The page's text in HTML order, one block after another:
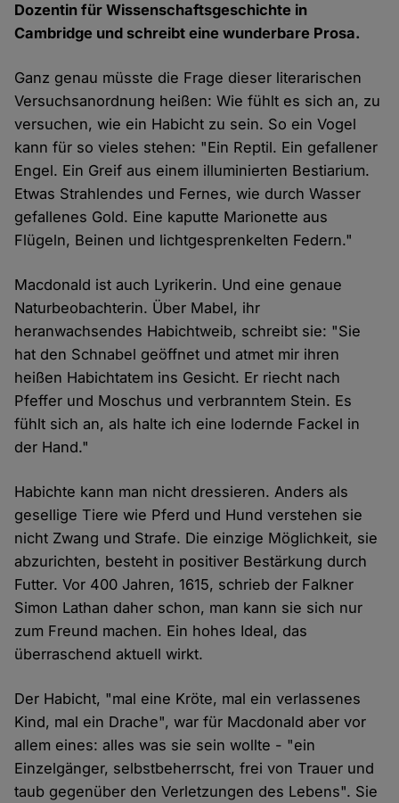
Dozentin für Wissenschaftsgeschichte in
Cambridge und schreibt eine wunderbare Prosa.
Ganz genau müsste die Frage dieser literarischen
Versuchsanordnung heißen: Wie fühlt es sich an, zu
versuchen, wie ein Habicht zu sein. So ein Vogel
kann für so vieles stehen: "Ein Reptil. Ein gefallener
Engel. Ein Greif aus einem illuminierten Bestiarium.
Etwas Strahlendes und Fernes, wie durch Wasser
gefallenes Gold. Eine kaputte Marionette aus
Flügeln, Beinen und lichtgesprenkelten Federn."
Macdonald ist auch Lyrikerin. Und eine genaue
Naturbeobachterin. Über Mabel, ihr
heranwachsendes Habichtweib, schreibt sie: "Sie
hat den Schnabel geöffnet und atmet mir ihren
heißen Habichtatem ins Gesicht. Er riecht nach
Pfeffer und Moschus und verbranntem Stein. Es
fühlt sich an, als halte ich eine lodernde Fackel in
der Hand."
Habichte kann man nicht dressieren. Anders als
gesellige Tiere wie Pferd und Hund verstehen sie
nicht Zwang und Strafe. Die einzige Möglichkeit, sie
abzurichten, besteht in positiver Bestärkung durch
Futter. Vor 400 Jahren, 1615, schrieb der Falkner
Simon Lathan daher schon, man kann sie sich nur
zum Freund machen. Ein hohes Ideal, das
überraschend aktuell wirkt.
Der Habicht, "mal eine Kröte, mal ein verlassenes
Kind, mal ein Drache", war für Macdonald aber vor
allem eines: alles was sie sein wollte - "ein
Einzelgänger, selbstbeherrscht, frei von Trauer und
taub gegenüber den Verletzungen des Lebens". Sie